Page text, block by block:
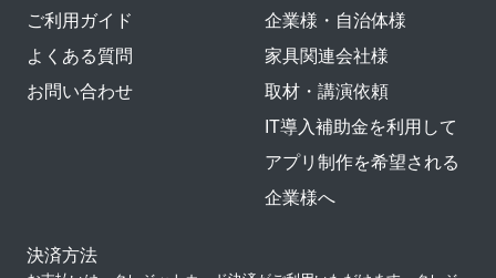
ご利用ガイド
よくある質問
お問い合わせ
企業様・自治体様
家具関連会社様
取材・講演依頼
IT導入補助金を利用して
アプリ制作を希望される
企業様へ
決済方法